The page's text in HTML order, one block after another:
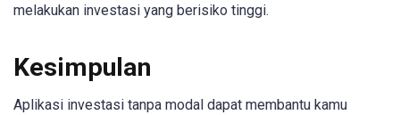
melakukan investasi yang berisiko tinggi.
Kesimpulan
Aplikasi investasi tanpa modal dapat membantu kamu